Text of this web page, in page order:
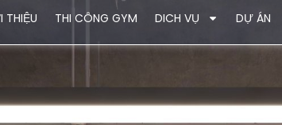
THIỆU THI CÔNG GYM DICH VỤ DỰ ÁN